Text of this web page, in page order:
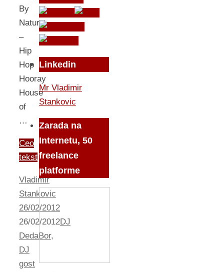
By
Nature
–
Hip
Hop
Hooray
House
of
…
Ceo
tekst
Vladimir
Stankovic
26/02/2012
26/02/2012DJ
DedaBor,
DJ
gost
Linkedin
Mr Vladimir
Stankovic
Zarada na
Internetu, 50
freelance
platforme